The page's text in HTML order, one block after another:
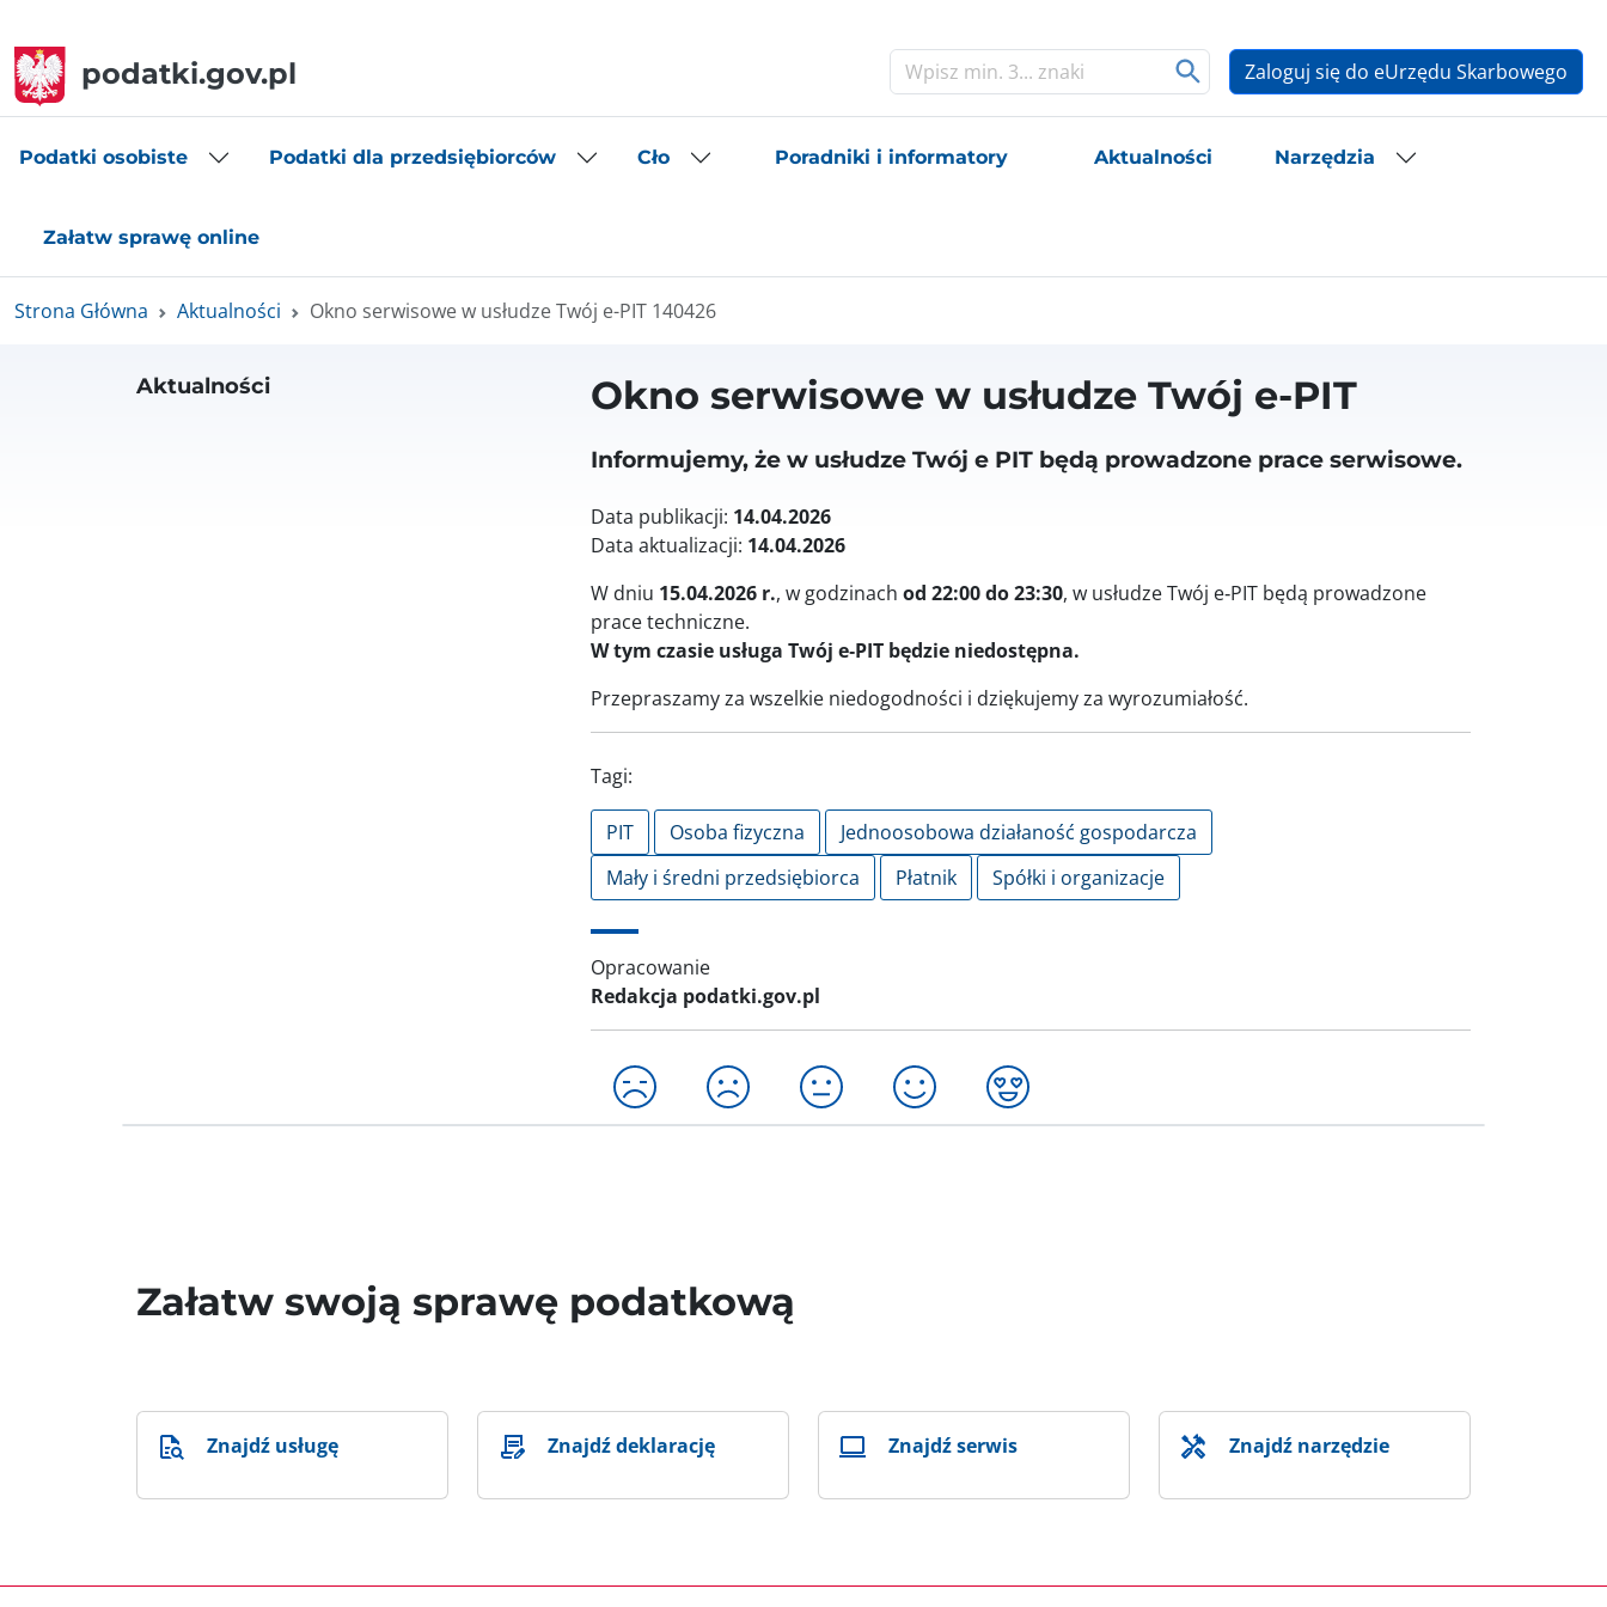
podatki.gov.pl Zaloguj się do eUrzędu Skarbowego
Podatki osobiste Podatki dla przedsiębiorców Cło Poradniki i informatory Aktualności Narzędzia
Załatw sprawę online
Strona Główna Aktualności Okno serwisowe w usłudze Twój e-PIT 140426
Aktualności Okno serwisowe w usłudze Twój e-PIT
Informujemy, że w usłudze Twój e PIT będą prowadzone prace serwisowe.
Data publikacji: 14.04.2026
Data aktualizacji: 14.04.2026
W dniu 15.04.2026 r., w godzinach od 22:00 do 23:30, w usłudze Twój e‑PIT będą prowadzone
prace techniczne.
W tym czasie usługa Twój e‑PIT będzie niedostępna.
Przepraszamy za wszelkie niedogodności i dziękujemy za wyrozumiałość.
Tagi:
PIT Osoba fizyczna
Jednoosobowa działaność gospodarcza
Mały i średni przedsiębiorca
Płatnik Spółki i organizacje
Opracowanie
Redakcja podatki.gov.pl
Załatw swoją sprawę podatkową
Znajdź usługę Znajdź deklarację Znajdź serwis Znajdź narzędzie